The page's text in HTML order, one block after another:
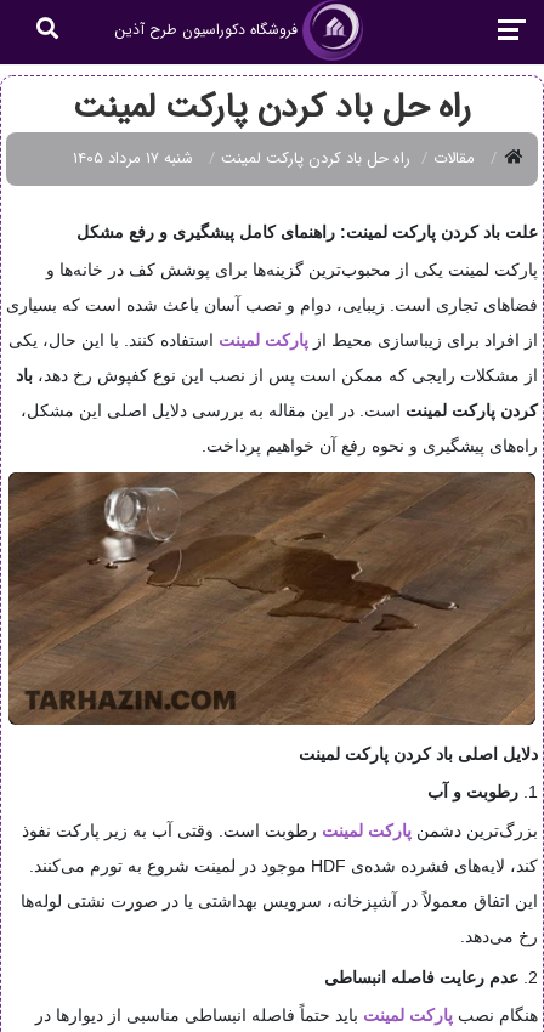
فروشگاه دکوراسیون طرح آذین
راه حل باد کردن پارکت لمینت
مقالات راه حل باد کردن پارکت لمینت شنبه ۱۷ مرداد ۱۴۰۵
علت باد کردن پارکت لمینت: راهنمای کامل پیشگیری و رفع مشکل
پارکت لمینت یکی از محبوب‌ترین گزینه‌ها برای پوشش کف در خانه‌ها و
فضاهای تجاری است. زیبایی، دوام و نصب آسان باعث شده است که بسیاری
از افراد برای زیباسازی محیط از پارکت لمینت استفاده کنند. با این حال، یکی
از مشکلات رایجی که ممکن است پس از نصب این نوع کفپوش رخ دهد، باد
کردن پارکت لمینت است. در این مقاله به بررسی دلایل اصلی این مشکل،
راه‌های پیشگیری و نحوه رفع آن خواهیم پرداخت.
دلایل اصلی باد کردن پارکت لمینت
1. رطوبت و آب
بزرگ‌ترین دشمن پارکت لمینت رطوبت است. وقتی آب به زیر پارکت نفوذ
کند، لایه‌های فشرده شده‌ی HDF موجود در لمینت شروع به تورم می‌کنند.
این اتفاق معمولاً در آشپزخانه، سرویس بهداشتی یا در صورت نشتی لوله‌ها
رخ می‌دهد.
2. عدم رعایت فاصله انبساطی
هنگام نصب پارکت لمینت باید حتماً فاصله انبساطی مناسبی از دیوارها در